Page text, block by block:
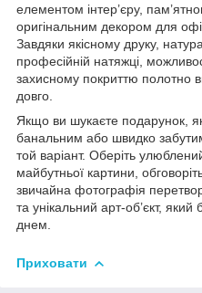
елементом інтер’єру,
оригінальним декором для
Завдяки якісному друку,
професійній натяжці,
захисному покриттю полотно
довго.
Якщо ви шукаєте подарунок,
банальним або швидко
той варіант. Оберіть
майбутньої картини,
звичайна фотографія
та унікальний арт-об’єкт,
днем.
Приховати